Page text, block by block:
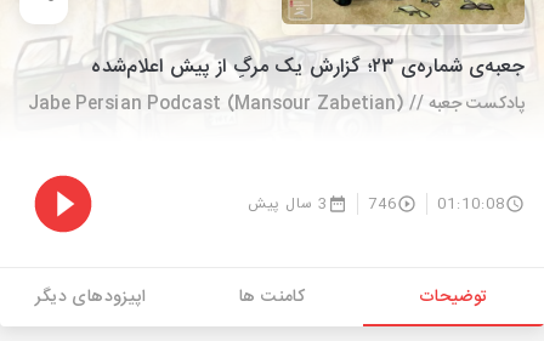
‌جعبه‌ی شماره‌ی ۲۳؛ گزارش یک مرگِ از پیش‌ اعلام‌شده
پادکست جعبه // Jabe Persian Podcast (Mansour Zabetian)
01:10:08
746 3 سال پیش
توضیحات کامنت ها اپیزودهای دیگر